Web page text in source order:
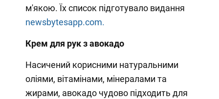
м'якою. Їх список підготувало видання
newsbytesapp.com.
Крем для рук з авокадо
Насичений корисними натуральними
оліями, вітамінами, мінералами та
жирами, авокадо чудово підходить для